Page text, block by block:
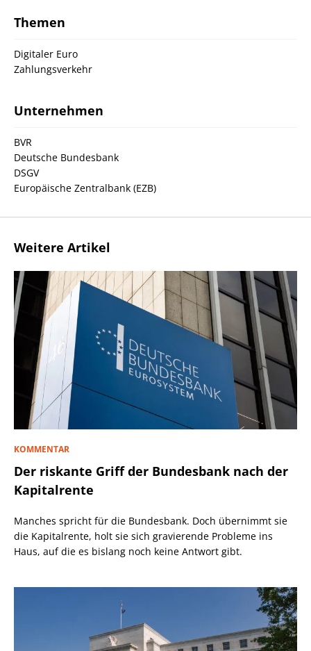
Themen
Digitaler Euro
Zahlungsverkehr
Unternehmen
BVR
Deutsche Bundesbank
DSGV
Europäische Zentralbank (EZB)
Weitere Artikel
KOMMENTAR
Der riskante Griff der Bundesbank nach der
Kapitalrente
Manches spricht für die Bundesbank. Doch übernimmt sie
die Kapitalrente, holt sie sich gravierende Probleme ins
Haus, auf die es bislang noch keine Antwort gibt.